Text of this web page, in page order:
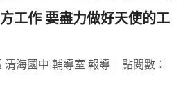
工作 要盡力做好天使的工
清海國中 輔導室 報導
點閱數：